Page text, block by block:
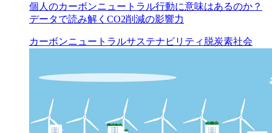
個人のカーボンニュートラル行動に意味はあるのか？
データで読み解くCO2削減の影響力
カーボンニュートラルサステナビリティ 脱炭素社会